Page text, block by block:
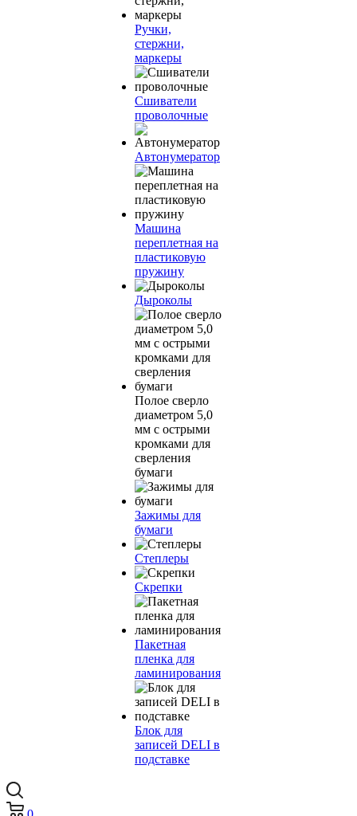
Ручки,
стержни,
маркеры
Сшиватели
проволочные
Автонумератор
Машина
переплетная на
пластиковую
пружину
Дыроколы
Полое сверло
диаметром 5,0
мм с острыми
кромками для
сверления
бумаги
Зажимы для
бумаги
Степлеры
Скрепки
Пакетная
пленка для
ламинирования
Блок для
записей DELI в
подставке